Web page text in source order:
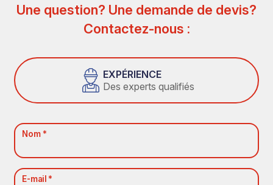
Une question? Une demande de devis?
Contactez-nous :
EXPÉRIENCE
Des experts qualifiés
Nom *
E-mail *